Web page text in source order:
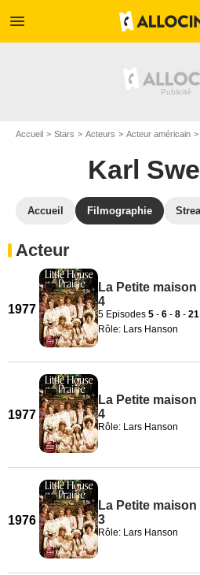
menu
Accueil Stars Acteurs Acteur américain
Karl
Accueil Filmographie
Acteur
1977
La Petite
4
5 Episodes 5 - 6 - 8 - 21
Rôle: Lars Hanson
1977
La Petite
4
Rôle: Lars Hanson
1976
La Petite
3
Rôle: Lars Hanson